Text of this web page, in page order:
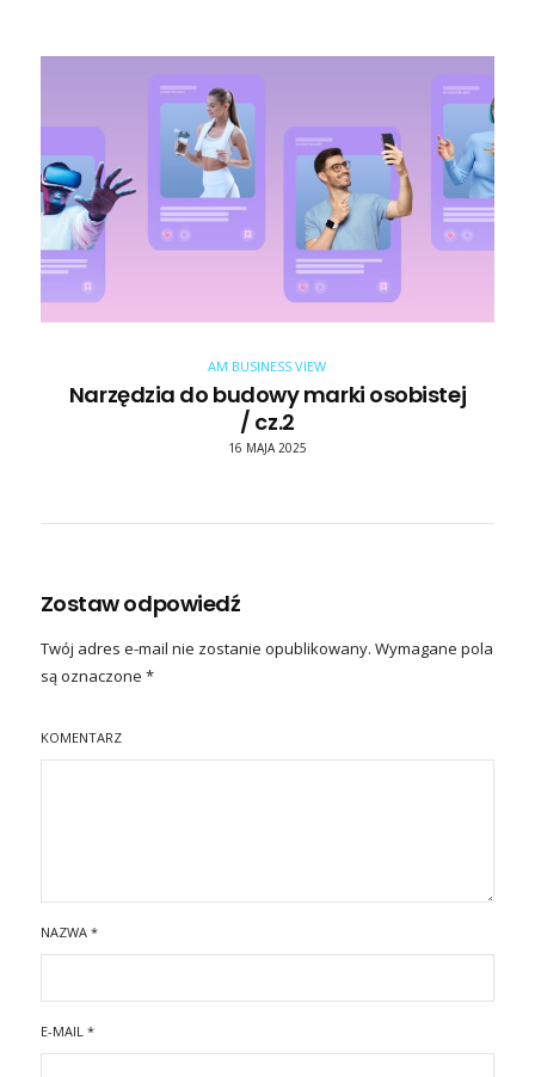
AM BUSINESS VIEW
Narzędzia do budowy marki osobistej
/ cz.2
16 MAJA 2025
Zostaw odpowiedź
Twój adres e-mail nie zostanie opublikowany. Wymagane pola
są oznaczone *
KOMENTARZ
NAZWA *
E-MAIL *